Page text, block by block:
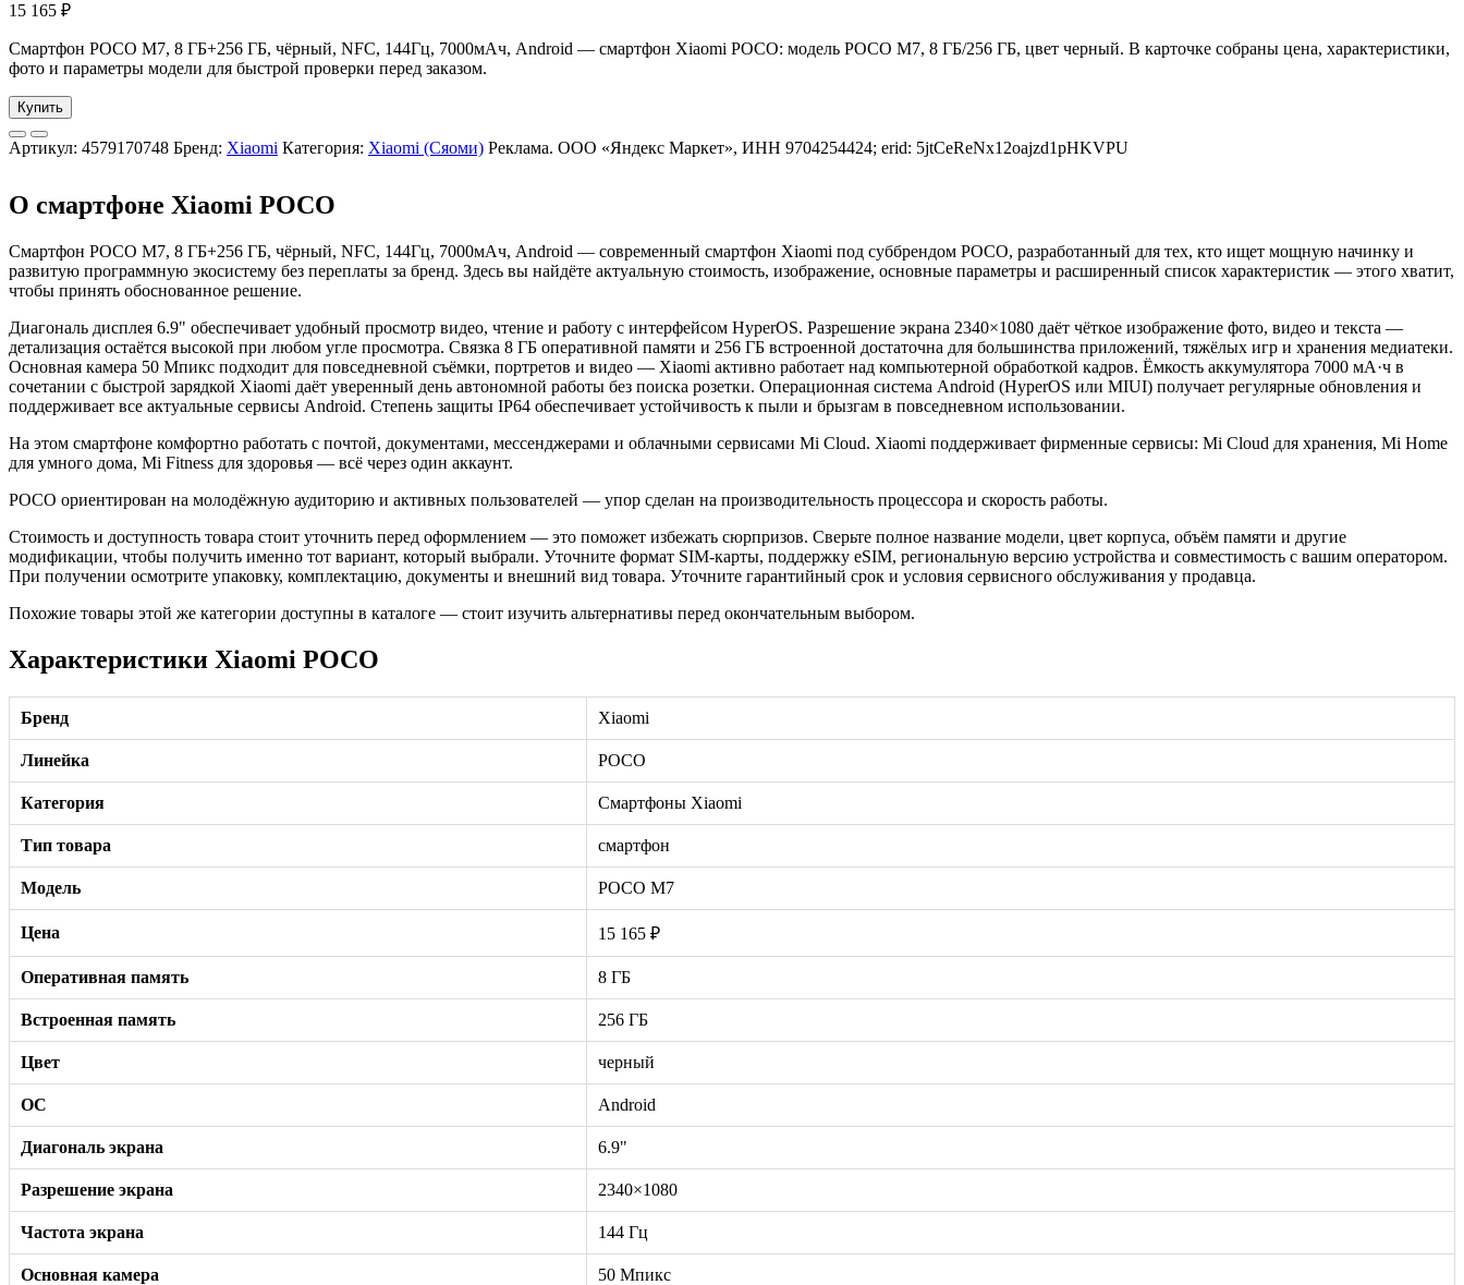
15 165 ₽
Смартфон POCO M7, 8 ГБ+256 ГБ, чёрный, NFC, 144Гц, 7000мАч, Android — смартфон Xiaomi POCO: модель POCO M7, 8 ГБ/256 ГБ, цвет черный. В карточке собраны цена, характеристики,
фото и параметры модели для быстрой проверки перед заказом.
Купить
Артикул: 4579170748 Бренд: Xiaomi Категория: Xiaomi (Сяоми) Реклама. ООО «Яндекс Маркет», ИНН 9704254424; erid: 5jtCeReNx12oajzd1pHKVPU
О смартфоне Xiaomi POCO
Смартфон POCO M7, 8 ГБ+256 ГБ, чёрный, NFC, 144Гц, 7000мАч, Android — современный смартфон Xiaomi под суббрендом POCO, разработанный для тех, кто ищет мощную начинку и
развитую программную экосистему без переплаты за бренд. Здесь вы найдёте актуальную стоимость, изображение, основные параметры и расширенный список характеристик — этого хватит,
чтобы принять обоснованное решение.
Диагональ дисплея 6.9" обеспечивает удобный просмотр видео, чтение и работу с интерфейсом HyperOS. Разрешение экрана 2340×1080 даёт чёткое изображение фото, видео и текста —
детализация остаётся высокой при любом угле просмотра. Связка 8 ГБ оперативной памяти и 256 ГБ встроенной достаточна для большинства приложений, тяжёлых игр и хранения медиатеки.
Основная камера 50 Мпикс подходит для повседневной съёмки, портретов и видео — Xiaomi активно работает над компьютерной обработкой кадров. Ёмкость аккумулятора 7000 мА·ч в
сочетании с быстрой зарядкой Xiaomi даёт уверенный день автономной работы без поиска розетки. Операционная система Android (HyperOS или MIUI) получает регулярные обновления и
поддерживает все актуальные сервисы Android. Степень защиты IP64 обеспечивает устойчивость к пыли и брызгам в повседневном использовании.
На этом смартфоне комфортно работать с почтой, документами, мессенджерами и облачными сервисами Mi Cloud. Xiaomi поддерживает фирменные сервисы: Mi Cloud для хранения, Mi Home
для умного дома, Mi Fitness для здоровья — всё через один аккаунт.
POCO ориентирован на молодёжную аудиторию и активных пользователей — упор сделан на производительность процессора и скорость работы.
Стоимость и доступность товара стоит уточнить перед оформлением — это поможет избежать сюрпризов. Сверьте полное название модели, цвет корпуса, объём памяти и другие
модификации, чтобы получить именно тот вариант, который выбрали. Уточните формат SIM-карты, поддержку eSIM, региональную версию устройства и совместимость с вашим оператором.
При получении осмотрите упаковку, комплектацию, документы и внешний вид товара. Уточните гарантийный срок и условия сервисного обслуживания у продавца.
Похожие товары этой же категории доступны в каталоге — стоит изучить альтернативы перед окончательным выбором.
Характеристики Xiaomi POCO
Бренд Xiaomi
Линейка POCO
Категория Смартфоны Xiaomi
Тип товара смартфон
Модель POCO M7
Цена 15 165 ₽
Оперативная память 8 ГБ
Встроенная память 256 ГБ
Цвет черный
ОС Android
Диагональ экрана 6.9"
Разрешение экрана 2340×1080
Частота экрана 144 Гц
Основная камера 50 Мпикс